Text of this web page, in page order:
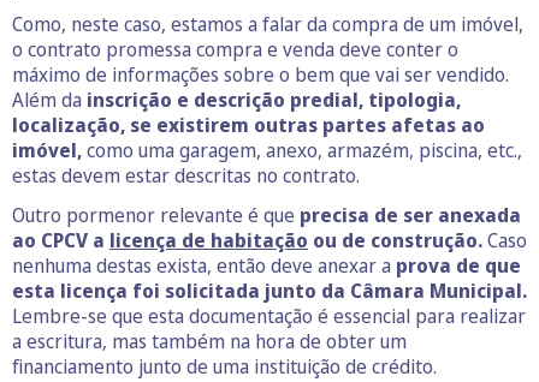
Como, neste caso, estamos a falar da compra de um imóvel,
o contrato promessa compra e venda deve conter o
máximo de informações sobre o bem que vai ser vendido.
Além da inscrição e descrição predial, tipologia,
localização, se existirem outras partes afetas ao
imóvel,como uma garagem, anexo, armazém, piscina, etc.,
estas devem estar descritas no contrato.
Outro pormenor relevante é que precisa de ser anexada
ao CPCV a licença de habitação ou de construção.Caso
nenhuma destas exista, então deve anexar a prova de que
esta licença foi solicitada junto da Câmara Municipal.
Lembre-se que esta documentação é essencial para realizar
a escritura, mas também na hora de obter um
financiamento junto de uma instituição de crédito.